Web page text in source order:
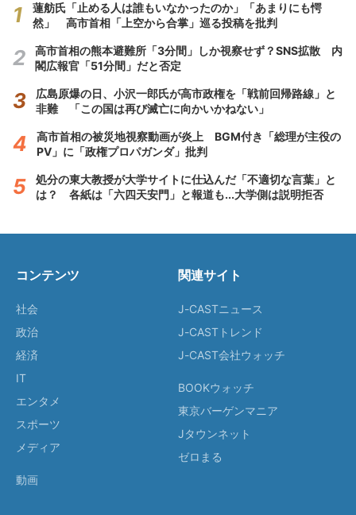
蓮舫氏「止める人は誰もいなかったのか」「あまりにも愕
然」 高市首相「上空から合掌」巡る投稿を批判
高市首相の熊本避難所「3分間」しか視察せず？SNS拡散 内
閣広報官「51分間」だと否定
広島原爆の日、小沢一郎氏が高市政権を「戦前回帰路線」と
非難 「この国は再び滅亡に向かいかねない」
高市首相の被災地視察動画が炎上 BGM付き「総理が主役の
PV」に「政権プロパガンダ」批判
処分の東大教授が大学サイトに仕込んだ「不適切な言葉」と
は？ 各紙は「六四天安門」と報道も...大学側は説明拒否
コンテンツ
社会
政治
経済
IT
エンタメ
スポーツ
メディア
動画
関連サイト
J-CASTニュース
J-CASTトレンド
J-CAST会社ウォッチ
BOOKウォッチ
東京バーゲンマニア
Jタウンネット
ゼロまる